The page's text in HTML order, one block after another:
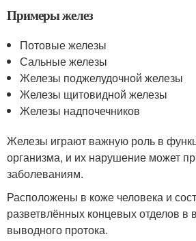
Примеры желез
Потовые железы
Сальные железы
Железы поджелудочной железы
Железы щитовидной железы
Железы надпочечников
Железы играют важную роль в
организма, и их нарушение может
заболеваниям.
Расположены в коже человека и
разветвлённых концевых отделов в
выводного протока.